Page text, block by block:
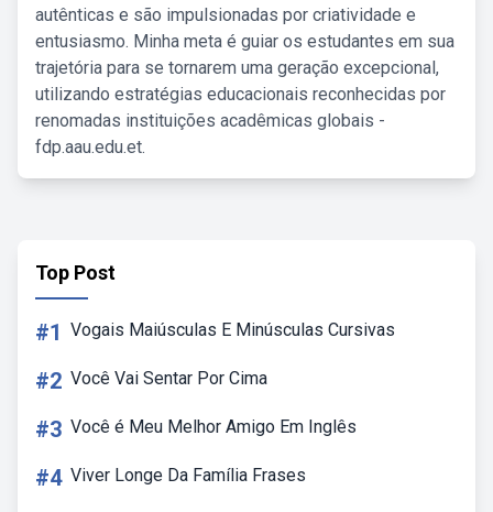
autênticas e são impulsionadas por criatividade e
entusiasmo. Minha meta é guiar os estudantes em sua
trajetória para se tornarem uma geração excepcional,
utilizando estratégias educacionais reconhecidas por
renomadas instituições acadêmicas globais -
fdp.aau.edu.et.
Top Post
#1 Vogais Maiúsculas E Minúsculas Cursivas
#2 Você Vai Sentar Por Cima
#3 Você é Meu Melhor Amigo Em Inglês
#4 Viver Longe Da Família Frases